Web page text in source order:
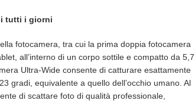
tutti i giorni
fotocamera, tra cui la prima doppia fotocamera
all’interno di un corpo sottile e compatto da 5,7
Ultra-Wide consente di catturare esattamente
gradi, equivalente a quello dell’occhio umano. Al
di scattare foto di qualità professionale,